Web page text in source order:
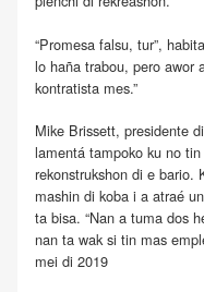
“Promesa falsu, tur”,
lo haña trabou, pero awor
kontratista mes.”
Mike Brissett, presidente
lamentá tampoko ku no
rekonstrukshon di e bario.
mashin di koba i a atraé
ta bisa. “Nan a tuma dos
nan ta wak si tin mas
mei di 2019